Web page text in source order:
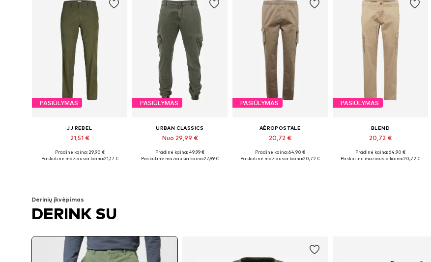
PASIŪLYMAS
JJ REBEL
21,51 €
Yra daugybė dydžių
Pradinė kaina: 29,90 €
Paskutinė mažiausia kaina:21,17 €
PASIŪLYMAS
URBAN CLASSICS
Nuo 29,99 €
Yra daugybė dydžių
Pradinė kaina: 49,99 €
Paskutinė mažiausia kaina:27,99 €
PASIŪLYMAS
AÉROPOSTALE
20,72 €
Pradinė kaina: 64,90 €
Paskutinė mažiausia kaina:20,72 €
PASIŪLYMAS
BLEND
20,72 €
Galimi dydžiai: 28 x 32
Pradinė kaina: 64,90 €
Paskutinė mažiausia kaina:20,72 €
Derinių įkvėpimas
DERINK SU